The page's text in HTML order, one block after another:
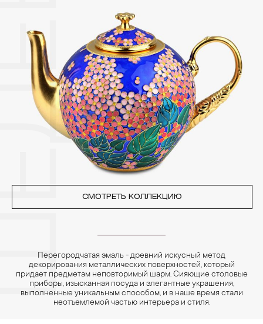
3. Ни в коем случае не храните украшения в ванной комнате.
Особенно беречь от воздействия влаги, необходимо
позолоченные изделия. Также высокую влажность плохо
переносят жемчуг, бирюза, малахит и янтарь.
4. Специалисты обычно рекомендуют чистить украшения не
реже одного раза в месяц, а также регулярно протирать их
фланелевой или замшевой салфеткой.
СМОТРЕТЬ КОЛЛЕКЦИЮ
Перегородчатая эмаль - древний искусный метод
декорирования металлических поверхностей, который
придает предметам неповторимый шарм. Сияющие столовые
приборы, изысканная посуда и элегантные украшения,
выполненные уникальным способом, и в наше время стали
неотъемлемой частью интерьера и стиля.